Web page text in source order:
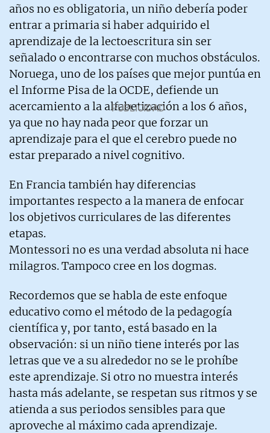
años no es obligatoria, un niño debería poder
entrar a primaria si haber adquirido el
aprendizaje de la lectoescritura sin ser
señalado o encontrarse con muchos obstáculos.
Noruega, uno de los países que mejor puntúa en
el Informe Pisa de la OCDE, defiende un
acercamiento a la alfabetización a los 6 años,
ya que no hay nada peor que forzar un
aprendizaje para el que el cerebro puede no
estar preparado a nivel cognitivo.
En Francia también hay diferencias
importantes respecto a la manera de enfocar
los objetivos curriculares de las diferentes
etapas.
Montessori no es una verdad absoluta ni hace
milagros. Tampoco cree en los dogmas.
Recordemos que se habla de este enfoque
educativo como el método de la pedagogía
científica y, por tanto, está basado en la
observación: si un niño tiene interés por las
letras que ve a su alrededor no se le prohíbe
este aprendizaje. Si otro no muestra interés
hasta más adelante, se respetan sus ritmos y se
atienda a sus periodos sensibles para que
aproveche al máximo cada aprendizaje.